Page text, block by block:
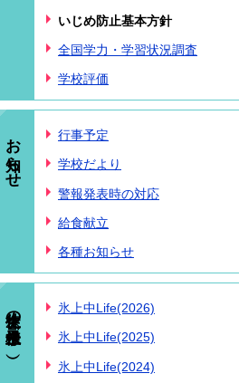
いじめ防止基本方針
全国学力・学習状況調査
学校評価
お知らせ 行事予定
学校だより
警報発表時の対応
給食献立
各種お知らせ
生徒の様子（氷上中Life） 氷上中Life(2026)
氷上中Life(2025)
氷上中Life(2024)